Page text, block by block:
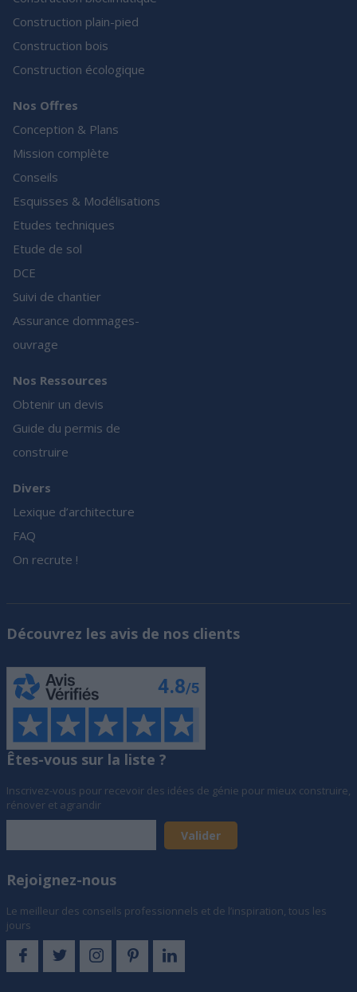
Construction plain-pied
Construction bois
Construction écologique
Nos Offres
Conception & Plans
Mission complète
Conseils
Esquisses & Modélisations
Etudes techniques
Etude de sol
DCE
Suivi de chantier
Assurance dommages-
ouvrage
Nos Ressources
Obtenir un devis
Guide du permis de
construire
Divers
Lexique d’architecture
FAQ
On recrute !
Découvrez les avis de nos clients
Êtes-vous sur la liste ?
Inscrivez-vous pour recevoir des idées de génie pour mieux construire,
rénover et agrandir
Rejoignez-nous
Le meilleur des conseils professionnels et de l’inspiration, tous les
jours